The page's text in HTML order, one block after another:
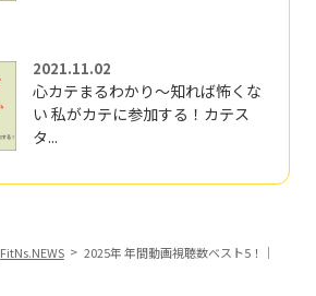
2021.11.02
心カテまるわかり～知れば怖くな
い 私がカテに参加する！カテス
タ...
FitNs.NEWS
2025年 年間動画視聴数ベスト5！｜